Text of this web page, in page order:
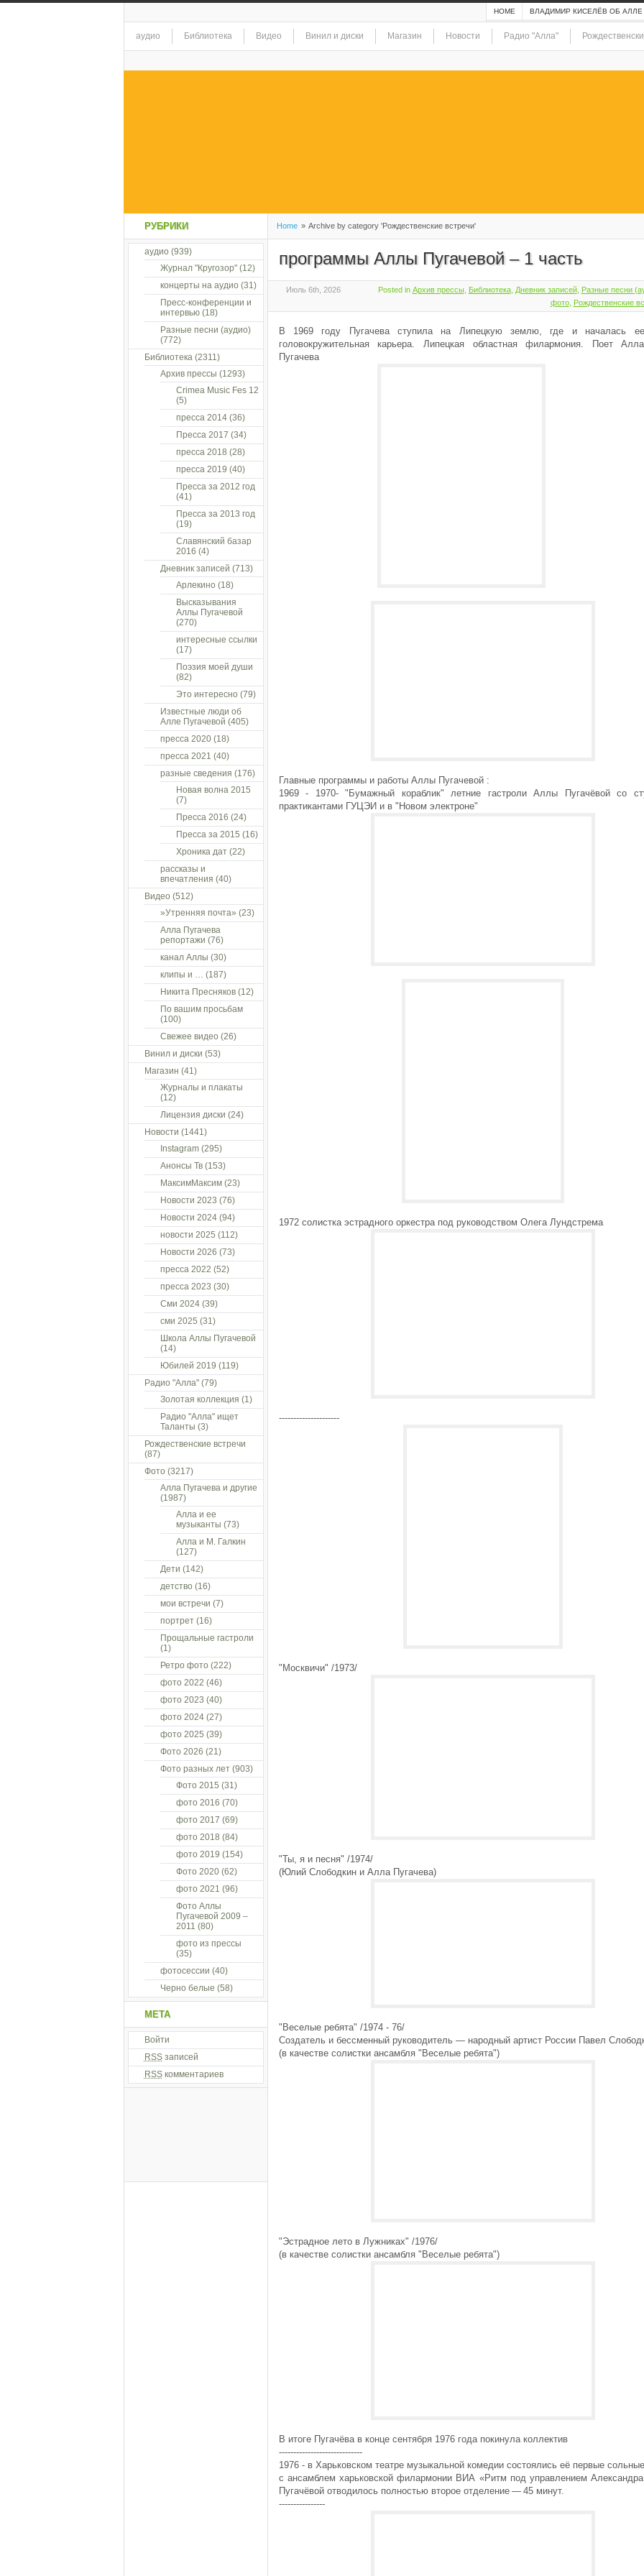
HOME ВЛАДИМИР КИСЕЛЁВ ОБ АЛЛЕ
аудио Библиотека Видео Винил и диски Магазин Новости Радио "Алла"
Home » Archive by category 'Рождественские встречи'
программы Аллы Пугачевой – 1 часть
Июль 6th, 2026 Posted in Архив прессы, Библиотека, Дневник записей, Разные песни
фото, Рождественские
В 1969 году Пугачева ступила на Липецкую землю, где и началась ее
головокружительная карьера. Липецкая областная филармония. Поет Алла
Пугачева
Главные программы и работы Аллы Пугачевой :
1969 - 1970- "Бумажный кораблик" летние гастроли Аллы Пугачёвой со
практикантами ГУЦЭИ и в "Новом электроне"
1972 солистка эстрадного оркестра под руководством Олега Лундстрема
---------------------
"Москвичи" /1973/
"Ты, я и песня" /1974/
(Юлий Слободкин и Алла Пугачева)
"Веселые ребята" /1974 - 76/
Создатель и бессменный руководитель — народный артист России Павел
(в качестве солистки ансамбля "Веселые ребята")
"Эстрадное лето в Лужниках" /1976/
(в качестве солистки ансамбля "Веселые ребята")
В итоге Пугачёва в конце сентября 1976 года покинула коллектив
-----------------------------
1976 - в Харьковском театре музыкальной комедии состоялись её первые
с ансамблем харьковской филармонии ВИА «Ритм под управлением
Пугачёвой отводилось полностью второе отделение — 45 минут.
----------------
РУБРИКИ
аудио (939)
Журнал "Кругозор"(12)
концерты на аудио (31)
Пресс-конференции и
интервью(18)
Разные песни (аудио)
(772)
Библиотека(2311)
Архив прессы (1293)
Crimea Music Fes 12
(5)
пресса 2014(36)
Пресса 2017 (34)
пресса 2018 (28)
пресса 2019 (40)
Пресса за 2012 год
(41)
Пресса за 2013 год
(19)
Славянский базар
2016 (4)
Дневник записей (713)
Арлекино (18)
Высказывания
Аллы Пугачевой
(270)
интересные ссылки
(17)
Поэзия моей души
(82)
Это интересно (79)
Известные люди об
Алле Пугачевой (405)
пресса 2020(18)
пресса 2021 (40)
разные сведения (176)
Новая волна 2015
(7)
Пресса 2016 (24)
Пресса за 2015 (16)
Хроника дат(22)
рассказы и
впечатления (40)
Видео (512)
»Утренняя почта» (23)
Алла Пугачева
репортажи (76)
канал Аллы (30)
клипы и … (187)
Никита Пресняков(12)
По вашим просьбам
(100)
Свежее видео (26)
Винил и диски (53)
Магазин (41)
Журналы и плакаты
(12)
Лицензия диски (24)
Новости (1441)
Instagram(295)
Анонсы Тв(153)
МаксимМаксим(23)
Новости 2023 (76)
Новости 2024(94)
новости 2025 (112)
Новости 2026 (73)
пресса 2022 (52)
пресса 2023 (30)
Сми 2024(39)
сми 2025 (31)
Школа Аллы Пугачевой
(14)
Юбилей 2019 (119)
Радио "Алла"(79)
Золотая коллекция (1)
Радио "Алла" ищет
Таланты (3)
Рождественские встречи
(87)
Фото (3217)
Алла Пугачева и другие
(1987)
Алла и ее
музыканты (73)
Алла и М. Галкин
(127)
Дети (142)
детство (16)
мои встречи (7)
портрет(16)
Прощальные гастроли
(1)
Ретро фото (222)
фото 2022 (46)
фото 2023 (40)
фото 2024(27)
фото 2025 (39)
Фото 2026 (21)
Фото разных лет(903)
Фото 2015 (31)
фото 2016 (70)
фото 2017 (69)
фото 2018 (84)
фото 2019 (154)
Фото 2020(62)
фото 2021 (96)
Фото Аллы
Пугачевой 2009 –
2011 (80)
фото из прессы
(35)
фотосессии (40)
Черно белые (58)
МЕТА
Войти
RSSзаписей
RSSкомментариев